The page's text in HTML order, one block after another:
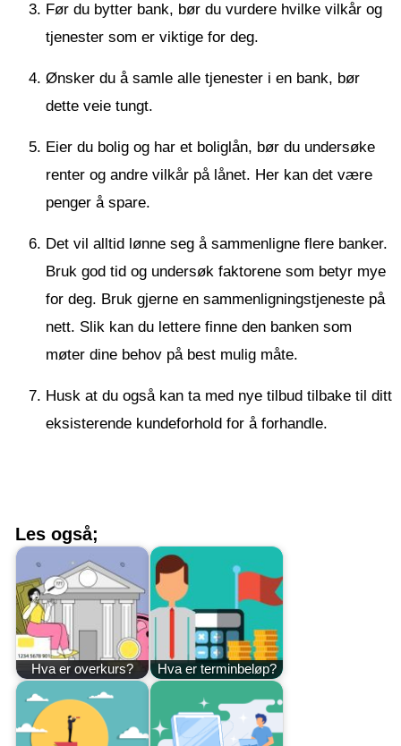
Før du bytter bank, bør du vurdere hvilke vilkår og
tjenester som er viktige for deg.
Ønsker du å samle alle tjenester i en bank, bør
dette veie tungt.
Eier du bolig og har et boliglån, bør du undersøke
renter og andre vilkår på lånet. Her kan det være
penger å spare.
Det vil alltid lønne seg å sammenligne flere banker.
Bruk god tid og undersøk faktorene som betyr mye
for deg. Bruk gjerne en sammenligningstjeneste på
nett. Slik kan du lettere finne den banken som
møter dine behov på best mulig måte.
Husk at du også kan ta med nye tilbud tilbake til ditt
eksisterende kundeforhold for å forhandle.
Les også;
Hva er overkurs? Hva er terminbeløp?